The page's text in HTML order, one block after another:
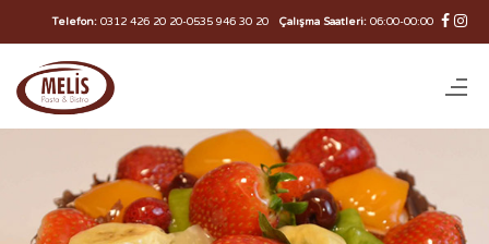
Telefon: 0312 426 20 20-0535 946 30 20 Çalışma Saatleri: 06:00-00:00